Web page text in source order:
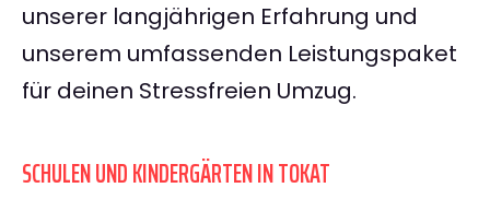
unserer langjährigen Erfahrung und
unserem umfassenden Leistungspaket
für deinen Stressfreien Umzug.
SCHULEN UND KINDERGÄRTEN IN TOKAT